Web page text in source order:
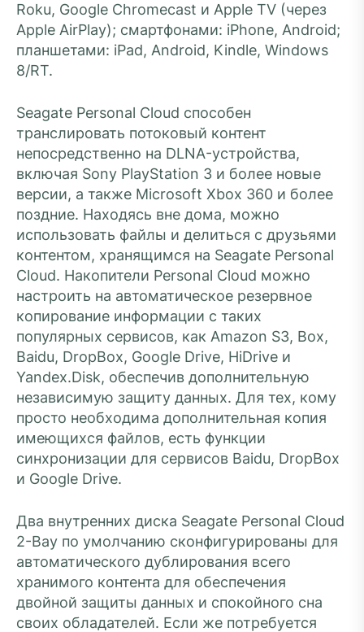
Roku, Google Chromecast и Apple TV (через
Apple AirPlay); смартфонами: iPhone, Android;
планшетами: iPad, Android, Kindle, Windows
8/RT.
Seagate Personal Cloud способен
транслировать потоковый контент
непосредственно на DLNA-устройства,
включая Sony PlayStation 3 и более новые
версии, а также Microsoft Xbox 360 и более
поздние. Находясь вне дома, можно
использовать файлы и делиться с друзьями
контентом, хранящимся на Seagate Personal
Cloud. Накопители Personal Cloud можно
настроить на автоматическое резервное
копирование информации с таких
популярных сервисов, как Amazon S3, Box,
Baidu, DropBox, Google Drive, HiDrive и
Yandex.Disk, обеспечив дополнительную
независимую защиту данных. Для тех, кому
просто необходима дополнительная копия
имеющихся файлов, есть функции
синхронизации для сервисов Baidu, DropBox
и Google Drive.
Два внутренних диска Seagate Personal Cloud
2-Bay по умолчанию сконфигурированы для
автоматического дублирования всего
хранимого контента для обеспечения
двойной защиты данных и спокойного сна
своих обладателей. Если же потребуется